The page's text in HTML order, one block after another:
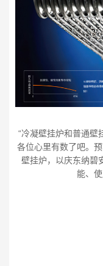
“冷凝壁挂炉和普通壁
各位心里有数了吧。
壁挂炉，以庆东纳碧
能、